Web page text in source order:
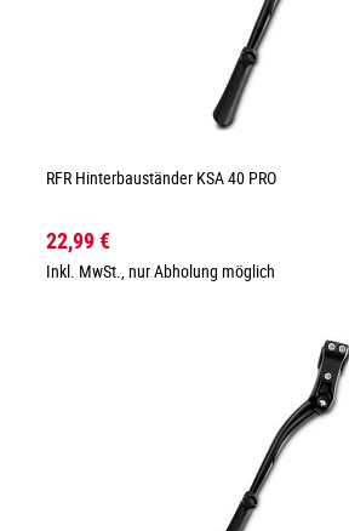
RFR Hinterbauständer KSA 40 PRO
22,99 €
Inkl. MwSt., nur Abholung möglich